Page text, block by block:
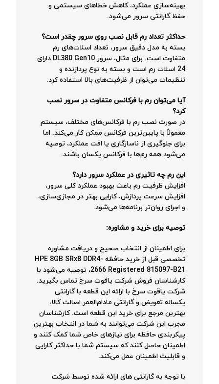
بهینه‌سازی عملکرد، کاهش خطاهای سیستمی و
حفظ گارانتی سرور می‌شود.
حداکثر تعداد رم قابل نصب روی سرور چقدر است؟
بسته به مدل دقیق سرور، تعداد اسلات‌های رم
متفاوت است. برای مثال، سرور DL380 Gen10 دارای
24 اسلات رم است و بسته به نوع پردازنده و
تنظیمات می‌توان از ظرفیت‌های بالا استفاده کرد.
آیا می‌توان رم با فرکانس متفاوت در سرور نصب
کرد؟
در صورت نصب رم با فرکانس‌های مختلف، سیستم
معمولاً با پایین‌ترین فرکانس ممکن کار می‌کند. اما
برای جلوگیری از ناسازگاری یا افت عملکرد، توصیه
می‌شود همه رم‌ها با فرکانس یکسان باشند.
این رم چه تاثیری در عملکرد سرور دارد؟
افزایش ظرفیت رم باعث بهبود عملکرد کلی سرور،
افزایش سرعت پردازش، کارایی بهتر در مجازی‌سازی،
و اجرای روان‌تر برنامه‌ها می‌شود.
توصیه برای خرید و مشاوره:
برای اطمینان از انتخاب صحیح و دریافت مشاوره
تخصصی قبل از خرید حافظه HPE 8GB SRx8 DDR4-
2666 Registered 815097-B21، توصیه می‌شود با
کارشناسان فروش شرکت یاقوت سرخ تماس بگیرید.
شرکت یاقوت سرخ با ارائه این قطعه با گارانتی
یکساله تعویض و گارانتی مادام‌العمر اصالت کالا،
بهترین مرجع برای خرید این قطعه است. کارشناسان
مجرب این شرکت می‌توانند به شما در انتخاب بهترین
پیکربندی حافظه برای نیازهای خاص شما کمک کنند و
اطمینان حاصل کنند که سیستم شما با حداکثر کارایی
و قابلیت اطمینان عمل می‌کند.
با توجه به گارانتی های ارائه شده توسط شرکت